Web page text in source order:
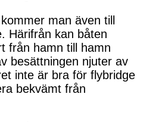
man även till
Härifrån kan båten
från hamn till hamn
besättningen njuter av
inte är bra för flybridge
bekvämt från